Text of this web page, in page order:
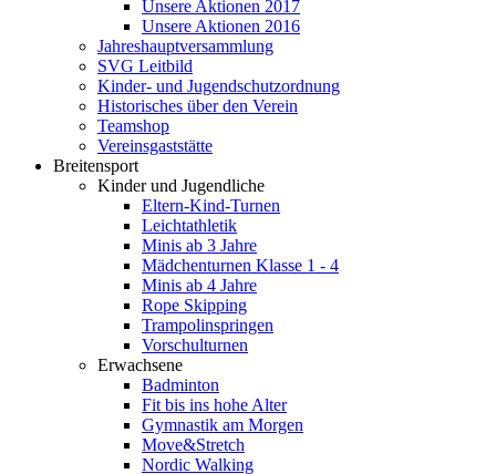
Unsere Aktionen 2017
Unsere Aktionen 2016
Jahreshauptversammlung
SVG Leitbild
Kinder- und Jugendschutzordnung
Historisches über den Verein
Teamshop
Vereinsgaststätte
Breitensport
Kinder und Jugendliche
Eltern-Kind-Turnen
Leichtathletik
Minis ab 3 Jahre
Mädchenturnen Klasse 1 - 4
Minis ab 4 Jahre
Rope Skipping
Trampolinspringen
Vorschulturnen
Erwachsene
Badminton
Fit bis ins hohe Alter
Gymnastik am Morgen
Move&Stretch
Nordic Walking